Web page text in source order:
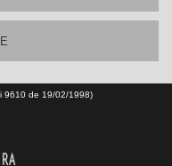
9610 de 19/02/1998)